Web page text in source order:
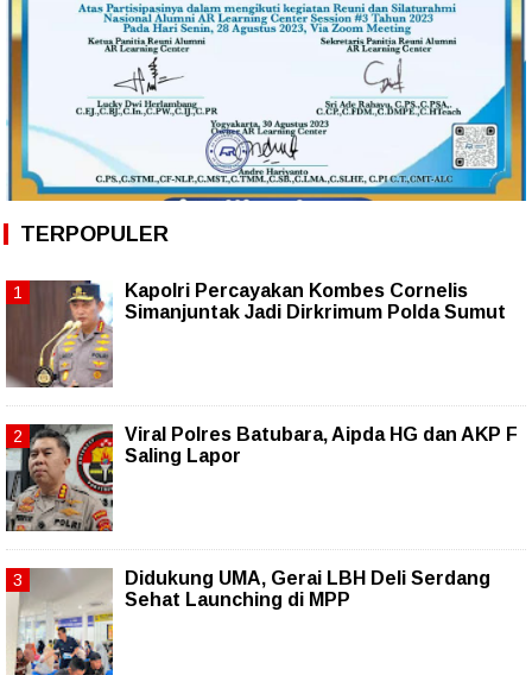
TERPOPULER
Kapolri Percayakan Kombes Cornelis
Simanjuntak Jadi Dirkrimum Polda Sumut
Viral Polres Batubara, Aipda HG dan AKP F
Saling Lapor
Didukung UMA, Gerai LBH Deli Serdang
Sehat Launching di MPP